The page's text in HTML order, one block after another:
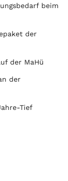
beim
der
der MaHü
der
Tief